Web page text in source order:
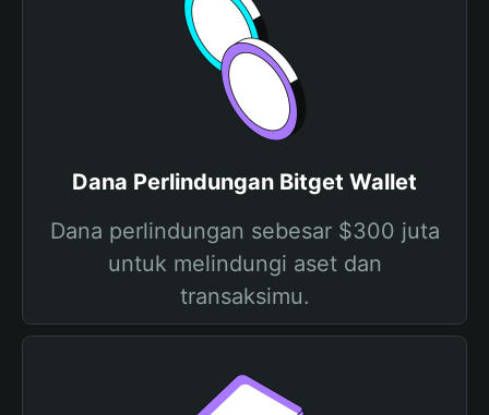
Dana Perlindungan Bitget Wallet
Dana perlindungan sebesar $300 juta
untuk melindungi aset dan
transaksimu.